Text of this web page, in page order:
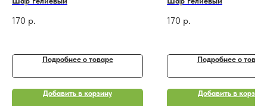
170 р.
Подробнее o товаре
Добавить в корзину
170 р.
Подробнее o
Добавить в корзину